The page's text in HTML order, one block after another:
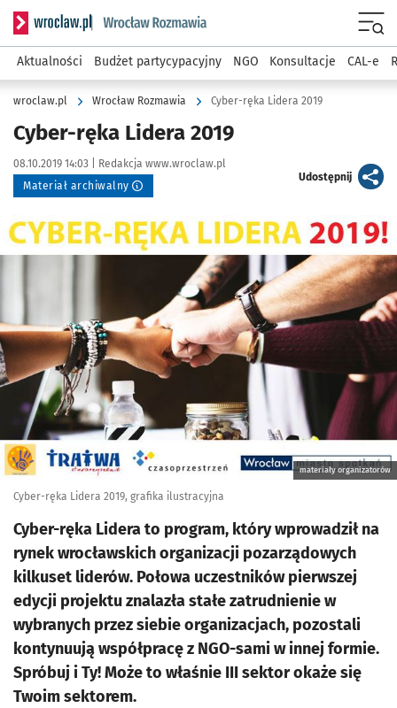
Serwis informacyjny wroclaw.pl podserwis: Rozmawia
Aktualności Budżet partycypacyjny NGO Konsultacje CAL-e
wroclaw.pl Wrocław Rozmawia Cyber-ręka Lidera 2019
Cyber-ręka Lidera 2019
Data publikacji:
08.10.2019 14:03 | Autor:
Redakcja www.wroclaw.pl
Materiał archiwalny
Udostępnijartykuł
Kliknij, aby powiększyć
materiały organizatorów
Cyber-ręka Lidera 2019, grafika ilustracyjna
Cyber-ręka Lidera to program, który wprowadził na
rynek wrocławskich organizacji pozarządowych
kilkuset liderów. Połowa uczestników pierwszej
edycji projektu znalazła stałe zatrudnienie w
wybranych przez siebie organizacjach, pozostali
kontynuują współpracę z NGO-sami w innej formie.
Spróbuj i Ty! Może to właśnie III sektor okaże się
Twoim sektorem.